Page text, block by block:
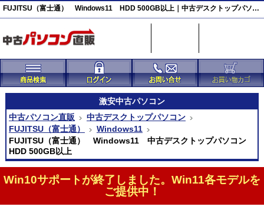
FUJITSU（富士通） Windows11 HDD 500GB以上｜中古デスクトップパソコン｜中古パソコン直販
激安中古パソコン
中古パソコン直販
中古デスクトップパソコン
FUJITSU（富士通）
Windows11
FUJITSU（富士通） Windows11 中古デスクトップパソコン
HDD 500GB以上
Win10サポートが終了しました。Win11各モデルを
ご提供中！